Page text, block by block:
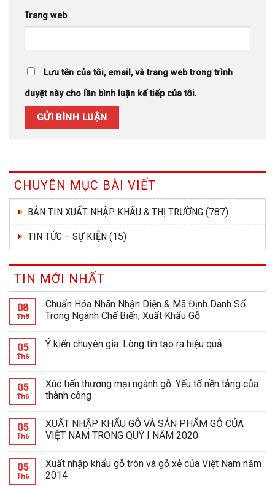
Trang web
Lưu tên của tôi, email, và trang web trong trình
duyệt này cho lần bình luận kế tiếp của tôi.
CHUYÊN MỤC BÀI VIẾT
BẢN TIN XUẤT NHẬP KHẨU & THỊ TRƯỜNG (787)
TIN TỨC – SỰ KIỆN (15)
TIN MỚI NHẤT
08
Th8
Chuẩn Hóa Nhãn Nhận Diện & Mã Định Danh Số
Trong Ngành Chế Biến, Xuất Khẩu Gỗ
05
Th6
Ý kiến chuyên gia: Lòng tin tạo ra hiệu quả
05
Th6
Xúc tiến thương mại ngành gỗ: Yếu tố nền tảng của
thành công
05
Th6
XUẤT NHẬP KHẨU GỖ VÀ SẢN PHẨM GỖ CỦA
VIỆT NAM TRONG QUÝ I NĂM 2020
05
Th6
Xuất nhập khẩu gỗ tròn và gỗ xẻ của Việt Nam năm
2014